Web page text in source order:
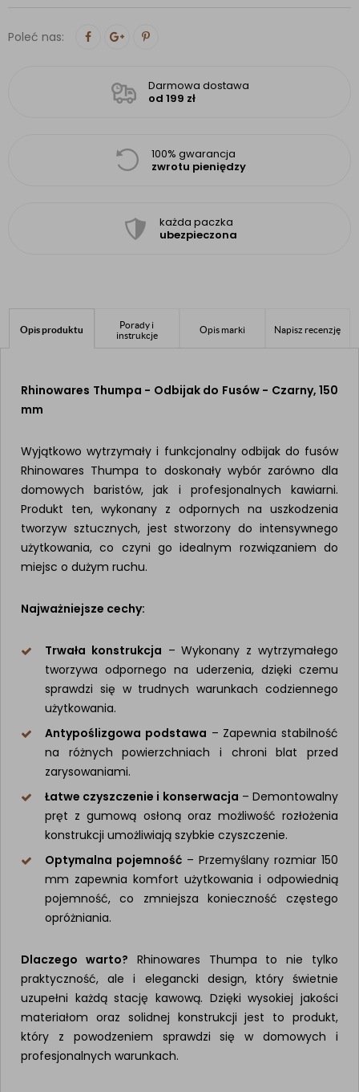
Poleć nas:
Darmowa dostawa
od 199 zł
100% gwarancja
zwrotu pieniędzy
każda paczka
ubezpieczona
Opis produktu
Porady i
instrukcje
Opis marki Napisz recenzję
Rhinowares Thumpa - Odbijak do Fusów - Czarny, 150
mm
Wyjątkowo wytrzymały i funkcjonalny odbijak do fusów
Rhinowares Thumpa to doskonały wybór zarówno dla
domowych baristów, jak i profesjonalnych kawiarni.
Produkt ten, wykonany z odpornych na uszkodzenia
tworzyw sztucznych, jest stworzony do intensywnego
użytkowania, co czyni go idealnym rozwiązaniem do
miejsc o dużym ruchu.
Najważniejsze cechy:
Trwała konstrukcja – Wykonany z wytrzymałego
tworzywa odpornego na uderzenia, dzięki czemu
sprawdzi się w trudnych warunkach codziennego
użytkowania.
Antypoślizgowa podstawa – Zapewnia stabilność
na różnych powierzchniach i chroni blat przed
zarysowaniami.
Łatwe czyszczenie i konserwacja – Demontowalny
pręt z gumową osłoną oraz możliwość rozłożenia
konstrukcji umożliwiają szybkie czyszczenie.
Optymalna pojemność – Przemyślany rozmiar 150
mm zapewnia komfort użytkowania i odpowiednią
pojemność, co zmniejsza konieczność częstego
opróżniania.
Dlaczego warto? Rhinowares Thumpa to nie tylko
praktyczność, ale i elegancki design, który świetnie
uzupełni każdą stację kawową. Dzięki wysokiej jakości
materiałom oraz solidnej konstrukcji jest to produkt,
który z powodzeniem sprawdzi się w domowych i
profesjonalnych warunkach.